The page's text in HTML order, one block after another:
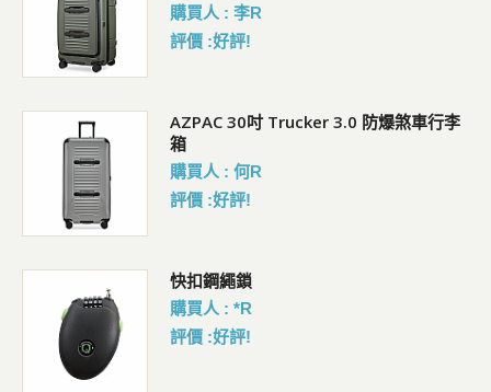
購買人 : 李R
評價 :好評!
AZPAC 30吋 Trucker 3.0 防爆煞車行李
箱
購買人 : 何R
評價 :好評!
快扣鋼繩鎖
購買人 : *R
評價 :好評!